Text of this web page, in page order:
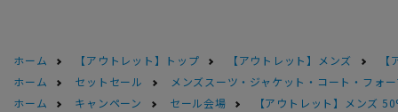
ホーム 【アウトレット】トップ 【アウトレット】メンズ
ホーム
セットセール
メンズスーツ・ジャケット・コート・フォ
ホーム
キャンペーン セール会場 【アウトレット】メンズ